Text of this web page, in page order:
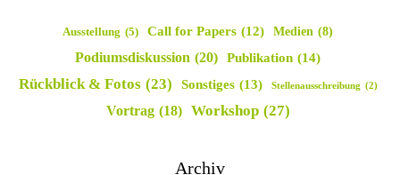
Ausstellung (5) Call for Papers (12) Medien (8)
Podiumsdiskussion (20) Publikation (14)
Rückblick & Fotos (23) Sonstiges (13) Stellenausschreibung (2)
Vortrag (18) Workshop (27)
Archiv